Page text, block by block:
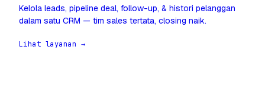
Kelola leads, pipeline deal, follow-up, & histori pelanggan
dalam satu CRM — tim sales tertata, closing naik.
Lihat layanan →